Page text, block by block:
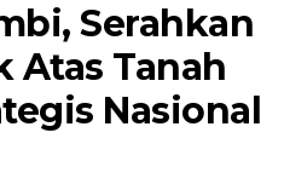
Serahkan
Atas Tanah
Nasional